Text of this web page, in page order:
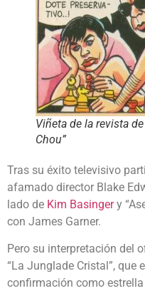
Viñeta de la revista
Chou”
Tras su éxito televisivo
afamado director Blake
lado de Kim Basingery
con James Garner.
Pero su interpretación del
“La Junglade Cristal”, que
confirmación como